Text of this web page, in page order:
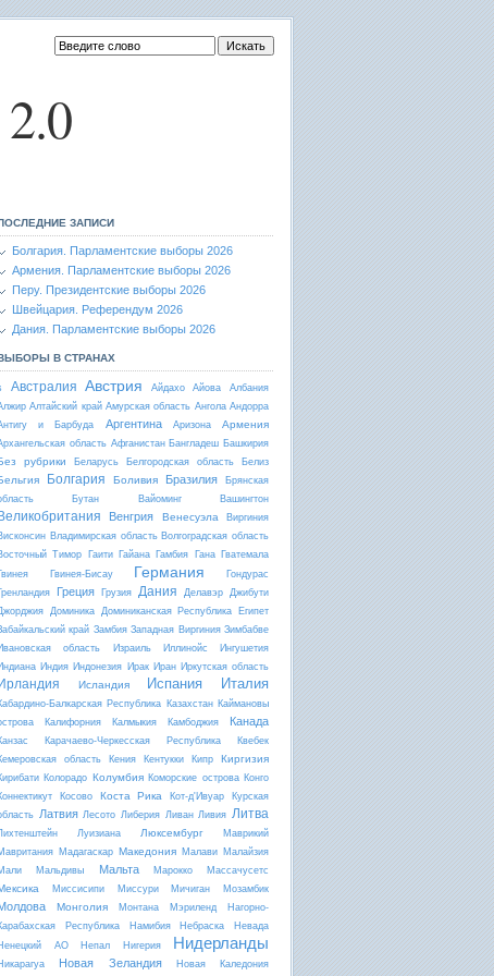
ЗАПИСИ
Болгария. Парламентские выборы 2026
Армения. Парламентские выборы 2026
Перу. Президентские выборы 2026
Швейцария. Референдум 2026
Дания. Парламентские выборы 2026
В СТРАНАХ
Австралия Австрия Айдахо Айова
Албания
Алтайский край Амурская область Ангола Андорра
и Барбуда
Аргентина Аризона Армения
область Афганистан Бангладеш Башкирия
рубрики Беларусь Белгородская область Белиз
Болгария Боливия Бразилия
Брянская
Бутан Вайоминг Вашингтон
Великобритания Венгрия Венесуэла
Виргиния
Владимирская область Волгоградская область
Тимор
Гаити Гайана Гамбия Гана
Гватемала
Гвинея-Бисау Германия
Гондурас
Греция Грузия Дания Делавэр Джибути
Доминика Доминиканская Республика
Египет
край Замбия Западная Виргиния Зимбабве
область
Израиль Иллинойс
Ингушетия
Индия Индонезия Ирак Иран Иркутская область
Ирландия Исландия Испания Италия
Балкарская Республика Казахстан Каймановы
Калифорния Калмыкия Камбоджия Канада
Карачаево-Черкесская Республика
Квебек
область
Кения Кентукки Кипр Киргизия
Колорадо Колумбия Коморские острова Конго
Косово Коста Рика Кот-д'Ивуар
Курская
Латвия Лесото Либерия Ливан Ливия Литва
Луизиана Люксембург
Маврикий
Мадагаскар Македония Малави Малайзия
Мальдивы Мальта Марокко Массачусетс
Миссисипи Миссури Мичиган Мозамбик
Монголия Монтана Мэриленд
Нагорно-
Республика
Намибия Небраска
Невада
АО
Непал Нигерия Нидерланды
Новая Зеландия Новая Каледония